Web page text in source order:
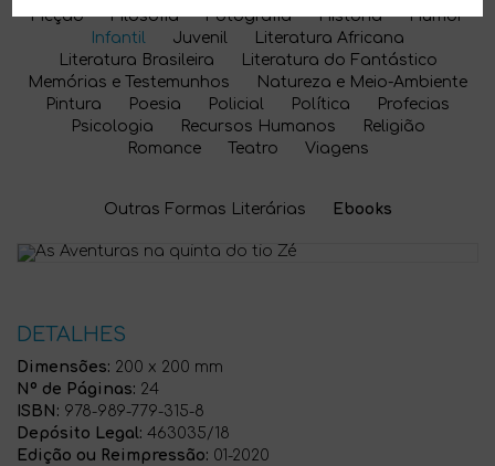
Ficção
Filosofia Fotografia História
Humor
Infantil
Juvenil
Literatura Africana
Literatura Brasileira
Literatura do Fantástico
Memórias e Testemunhos
Natureza e Meio-Ambiente
Pintura
Poesia Policial Política
Profecias
Psicologia
Recursos Humanos
Religião
Romance
Teatro Viagens
Outras Formas Literárias Ebooks
DETALHES
Dimensões: 200 x 200 mm
Nº de Páginas: 24
ISBN: 978-989-779-315-8
Depósito Legal: 463035/18
Edição ou Reimpressão: 01-2020